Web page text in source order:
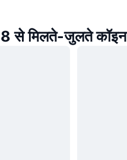
से मिलते-जुलते कॉइन